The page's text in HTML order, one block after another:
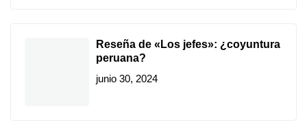
Reseña de «Los jefes»: ¿coyuntura
peruana?
junio 30, 2024